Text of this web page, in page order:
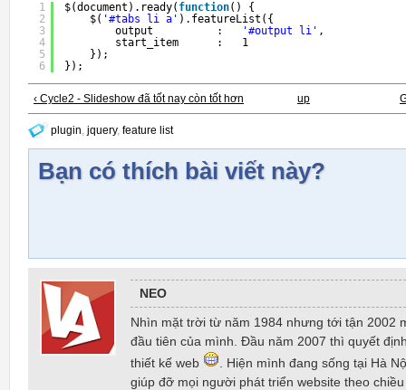
1
2
3
4
5
6
$(document).ready( function() {
$( '#tabs li a' ).featureList({
output          :
'#output li' ,
start_item      :   1
});
});
‹ Cycle2 - Slideshow đã tốt nay còn tốt hơn up
plugin, jquery, feature list
Bạn có thích bài viết này?
NEO
Nhìn mặt trời từ năm 1984 nhưng tới tận 2002
đầu tiên của mình. Đầu năm 2007 thì quyết
thiết kế web
. Hiện mình đang sống tại Hà
giúp đỡ mọi người phát triển website theo